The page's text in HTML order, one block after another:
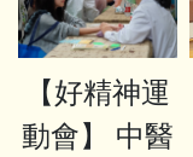
【好精神運
動會】 中醫